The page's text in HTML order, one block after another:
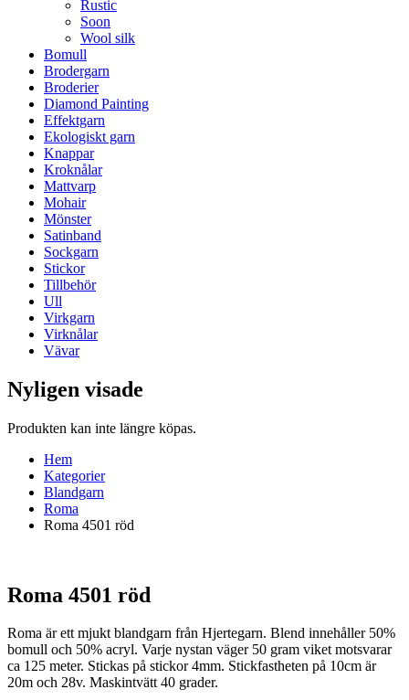
Rustic
Soon
Wool silk
Bomull
Brodergarn
Broderier
Diamond Painting
Effektgarn
Ekologiskt garn
Knappar
Kroknålar
Mattvarp
Mohair
Mönster
Satinband
Sockgarn
Stickor
Tillbehör
Ull
Virkgarn
Virknålar
Vävar
Nyligen visade
Produkten kan inte längre köpas.
Hem
Kategorier
Blandgarn
Roma
Roma 4501 röd
Roma 4501 röd
Roma är ett mjukt blandgarn från Hjertegarn. Blend innehåller 50%
bomull och 50% acryl. Varje nystan väger 50 gram viket motsvarar
ca 125 meter. Stickas på stickor 4mm. Stickfastheten på 10cm är
20m och 28v. Maskintvätt 40 grader.